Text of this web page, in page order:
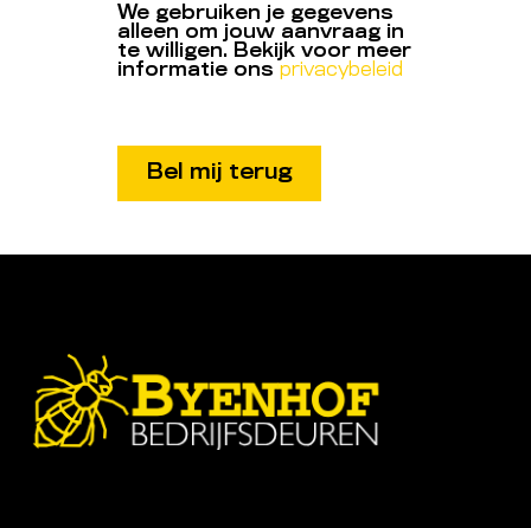
We gebruiken je gegevens
alleen om jouw aanvraag in
te willigen. Bekijk voor meer
informatie ons privacybeleid